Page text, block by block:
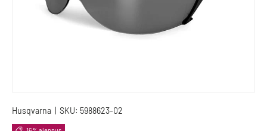
Husqvarna SKU: 5988623-02